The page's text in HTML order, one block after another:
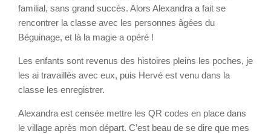
familial, sans grand succès. Alors Alexandra a fait se
rencontrer la classe avec les personnes âgées du
Béguinage, et là la magie a opéré !
Les enfants sont revenus des histoires pleins les poches, je
les ai travaillés avec eux, puis Hervé est venu dans la
classe les enregistrer.
Alexandra est censée mettre les QR codes en place dans
le village après mon départ. C’est beau de se dire que mes